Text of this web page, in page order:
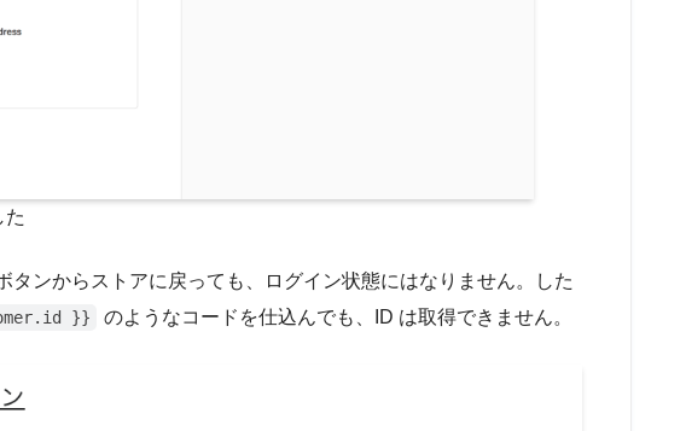
た
タンからストアに戻っても、ログイン状態にはなりません。した
}} のようなコードを仕込んでも、ID は取得できません。